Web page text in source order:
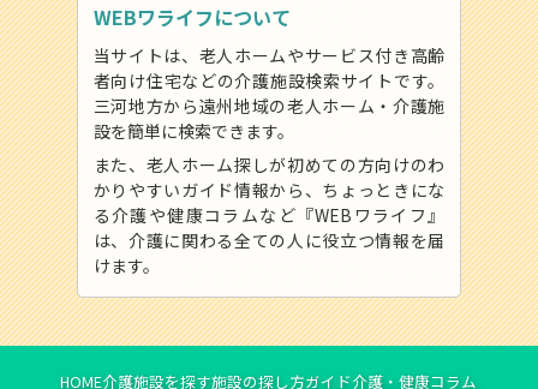
WEBワライフについて
当サイトは、老人ホームやサービス付き高齢
者向け住宅などの介護施設検索サイトです。
三河地方から遠州地域の老人ホーム・介護施
設を簡単に検索できます。
また、老人ホーム探しが初めての方向けのわ
かりやすいガイド情報から、ちょっときにな
る介護や健康コラムなど『WEBワライフ』
は、介護に関わる全ての人に役立つ情報を届
けます。
HOME介護施設を探す施設の探し方ガイド介護・健康コラム